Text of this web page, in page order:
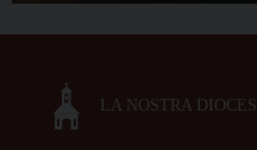
LA NOSTRA DIOCESI